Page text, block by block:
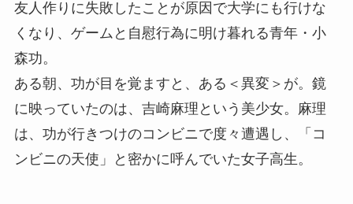
友人作りに失敗したことが原因で大学にも行けな
くなり、ゲームと自慰行為に明け暮れる青年・小
森功。
ある朝、功が目を覚ますと、ある＜異変＞が。鏡
に映っていたのは、吉崎麻理という美少女。麻理
は、功が行きつけのコンビニで度々遭遇し、「コ
ンビニの天使」と密かに呼んでいた女子高生。